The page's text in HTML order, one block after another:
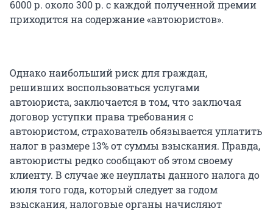
6000 р. около 300 р. с каждой полученной премии
приходится на содержание «автоюристов».
Однако наибольший риск для граждан,
решивших воспользоваться услугами
автоюриста, заключается в том, что заключая
договор уступки права требования с
автоюристом, страхователь обязывается уплатить
налог в размере 13% от суммы взыскания. Правда,
автоюристы редко сообщают об этом своему
клиенту. В случае же неуплаты данного налога до
июля того года, который следует за годом
взыскания, налоговые органы начисляют